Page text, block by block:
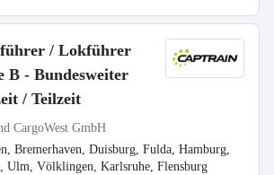
/ Lokführer
B - Bundesweiter
/ Teilzeit
CargoWest GmbH
Bremerhaven, Duisburg, Fulda, Hamburg,
Ulm, Völklingen, Karlsruhe, Flensburg